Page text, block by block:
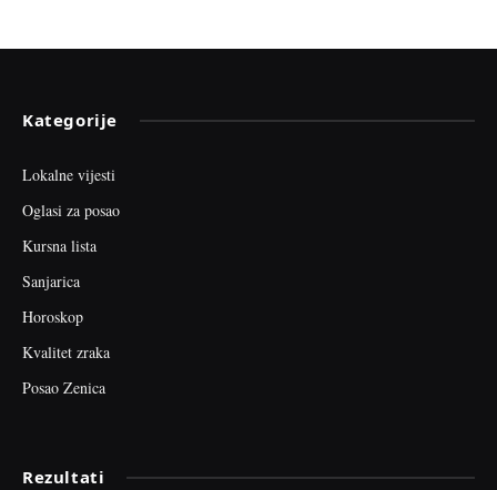
Kategorije
Lokalne vijesti
Oglasi za posao
Kursna lista
Sanjarica
Horoskop
Kvalitet zraka
Posao Zenica
Rezultati